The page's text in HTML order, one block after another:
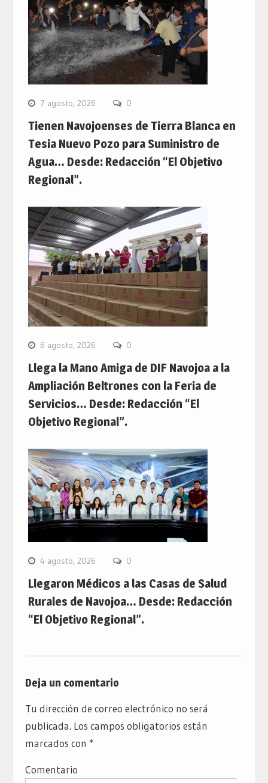
7 agosto, 2026 0
Tienen Navojoenses de Tierra Blanca en
Tesia Nuevo Pozo para Suministro de
Agua… Desde: Redacción “El Objetivo
Regional”.
6 agosto, 2026 0
Llega la Mano Amiga de DIF Navojoa a la
Ampliación Beltrones con la Feria de
Servicios… Desde: Redacción “El
Objetivo Regional”.
4 agosto, 2026 0
Llegaron Médicos a las Casas de Salud
Rurales de Navojoa… Desde: Redacción
“El Objetivo Regional”.
Deja un comentario
Tu dirección de correo electrónico no será
publicada. Los campos obligatorios están
marcados con *
Comentario